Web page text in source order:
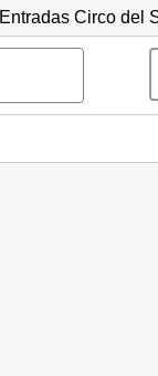
Entradas Circo del